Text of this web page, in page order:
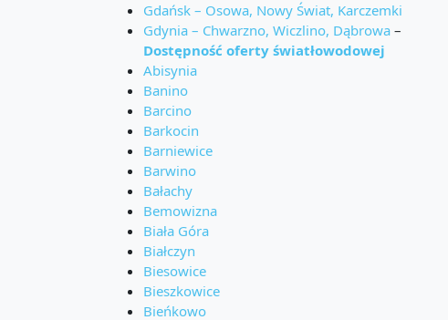
Gdańsk – Osowa, Nowy Świat, Karczemki
Gdynia – Chwarzno, Wiczlino, Dąbrowa –
Dostępność oferty światłowodowej
Abisynia
Banino
Barcino
Barkocin
Barniewice
Barwino
Bałachy
Bemowizna
Biała Góra
Białczyn
Biesowice
Bieszkowice
Bieńkowo